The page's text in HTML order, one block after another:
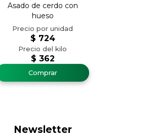
Asado de cerdo con
hueso
$ 362
$ 724
Newsletter